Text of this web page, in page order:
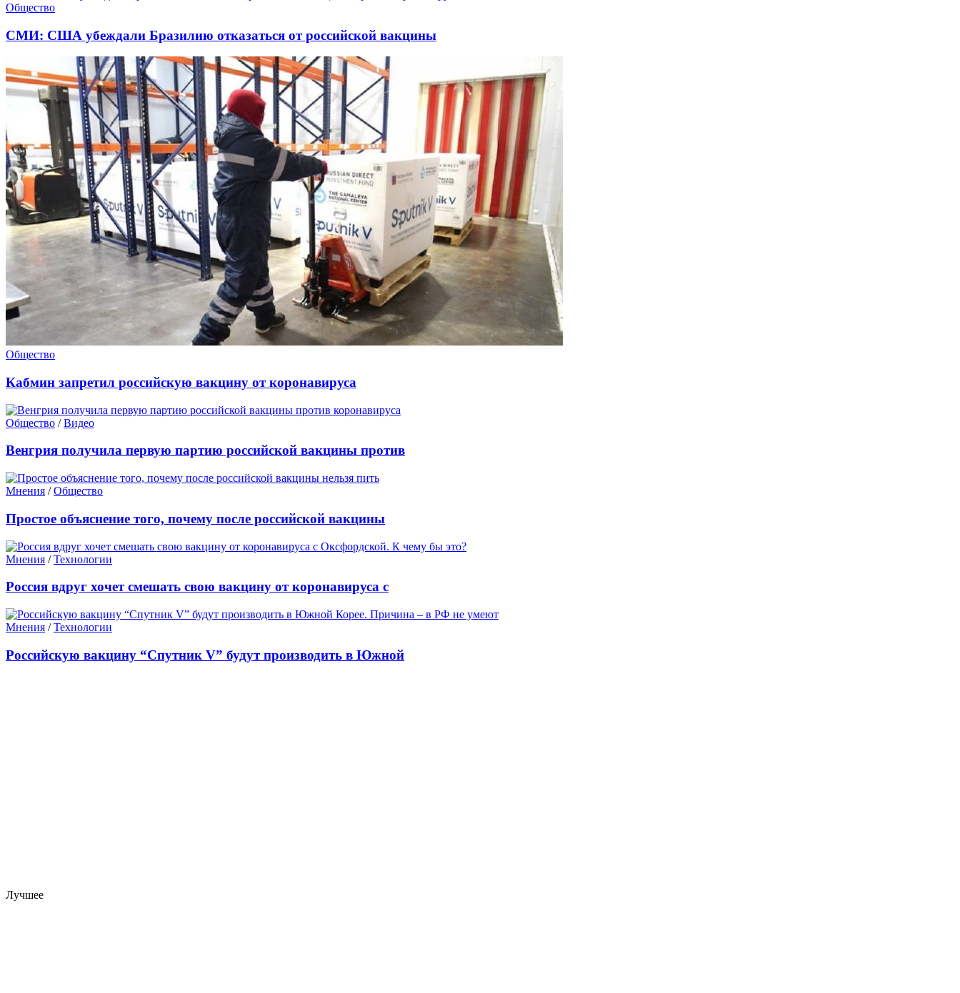
Общество
СМИ: США убеждали Бразилию отказаться от российской вакцины
Общество
Кабмин запретил российскую вакцину от коронавируса
Общество /Видео
Венгрия получила первую партию российской вакцины против
Мнения /Общество
Простое объяснение того, почему после российской вакцины
Мнения /Технологии
Россия вдруг хочет смешать свою вакцину от коронавируса с
Мнения /Технологии
Российскую вакцину “Спутник V” будут производить в Южной
Лучшее